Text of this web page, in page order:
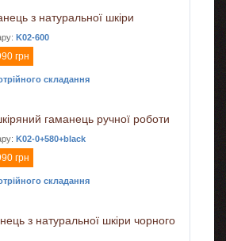
з натуральної шкіри
K02-600
грн
складання
гаманець ручної роботи
K02-0+580+black
грн
складання
з натуральної шкіри чорного